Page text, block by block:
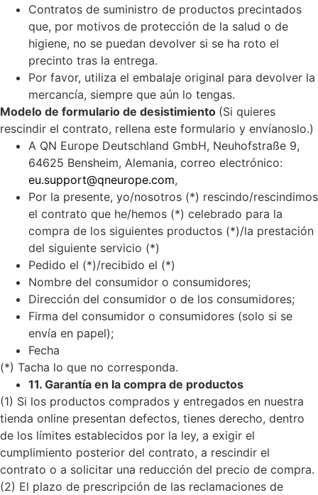
Contratos de suministro de productos precintados
que, por motivos de protección de la salud o de
higiene, no se puedan devolver si se ha roto el
precinto tras la entrega.
Por favor, utiliza el embalaje original para devolver la
mercancía, siempre que aún lo tengas.
Modelo de formulario de desistimiento (Si quieres
rescindir el contrato, rellena este formulario y envíanoslo.)
A QN Europe Deutschland GmbH, Neuhofstraße 9,
64625 Bensheim, Alemania, correo electrónico:
eu.support@qneurope.com,
Por la presente, yo/nosotros (*) rescindo/rescindimos
el contrato que he/hemos (*) celebrado para la
compra de los siguientes productos (*)/la prestación
del siguiente servicio (*)
Pedido el (*)/recibido el (*)
Nombre del consumidor o consumidores;
Dirección del consumidor o de los consumidores;
Firma del consumidor o consumidores (solo si se
envía en papel);
Fecha
(*) Tacha lo que no corresponda.
11. Garantía en la compra de productos
(1) Si los productos comprados y entregados en nuestra
tienda online presentan defectos, tienes derecho, dentro
de los límites establecidos por la ley, a exigir el
cumplimiento posterior del contrato, a rescindir el
contrato o a solicitar una reducción del precio de compra.
(2) El plazo de prescripción de las reclamaciones de